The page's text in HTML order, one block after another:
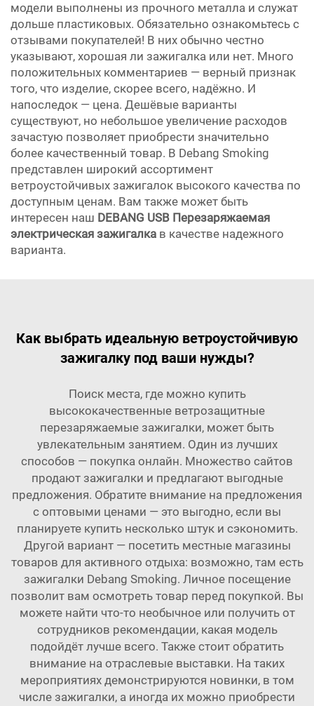
модели выполнены из прочного металла и служат
дольше пластиковых. Обязательно ознакомьтесь с
отзывами покупателей! В них обычно честно
указывают, хорошая ли зажигалка или нет. Много
положительных комментариев — верный признак
того, что изделие, скорее всего, надёжно. И
напоследок — цена. Дешёвые варианты
существуют, но небольшое увеличение расходов
зачастую позволяет приобрести значительно
более качественный товар. В Debang Smoking
представлен широкий ассортимент
ветроустойчивых зажигалок высокого качества по
доступным ценам. Вам также может быть
интересен наш DEBANG USB Перезаряжаемая
электрическая зажигалка в качестве надежного
варианта.
Как выбрать идеальную ветроустойчивую
зажигалку под ваши нужды?
Поиск места, где можно купить
высококачественные ветрозащитные
перезаряжаемые зажигалки, может быть
увлекательным занятием. Один из лучших
способов — покупка онлайн. Множество сайтов
продают зажигалки и предлагают выгодные
предложения. Обратите внимание на предложения
с оптовыми ценами — это выгодно, если вы
планируете купить несколько штук и сэкономить.
Другой вариант — посетить местные магазины
товаров для активного отдыха: возможно, там есть
зажигалки Debang Smoking. Личное посещение
позволит вам осмотреть товар перед покупкой. Вы
можете найти что-то необычное или получить от
сотрудников рекомендации, какая модель
подойдёт лучше всего. Также стоит обратить
внимание на отраслевые выставки. На таких
мероприятиях демонстрируются новинки, в том
числе зажигалки, а иногда их можно приобрести